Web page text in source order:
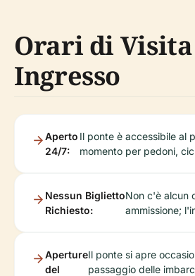
Orari di Visita
Ingresso
Aperto
24/7:
Il ponte è accessibile al
momento per pedoni,
Nessun Biglietto
Richiesto:
Non c'è alcun
ammissione;
Aperture
del
Il ponte si apre
passaggio delle